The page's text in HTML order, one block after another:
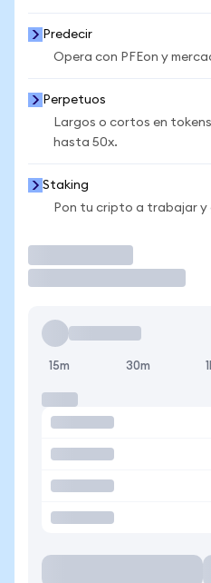
Predecir
Opera con PFEon y
Perpetuos
Largos o cortos en
hasta 50x.
Staking
Pon tu cripto a trabajar y
15m 30m